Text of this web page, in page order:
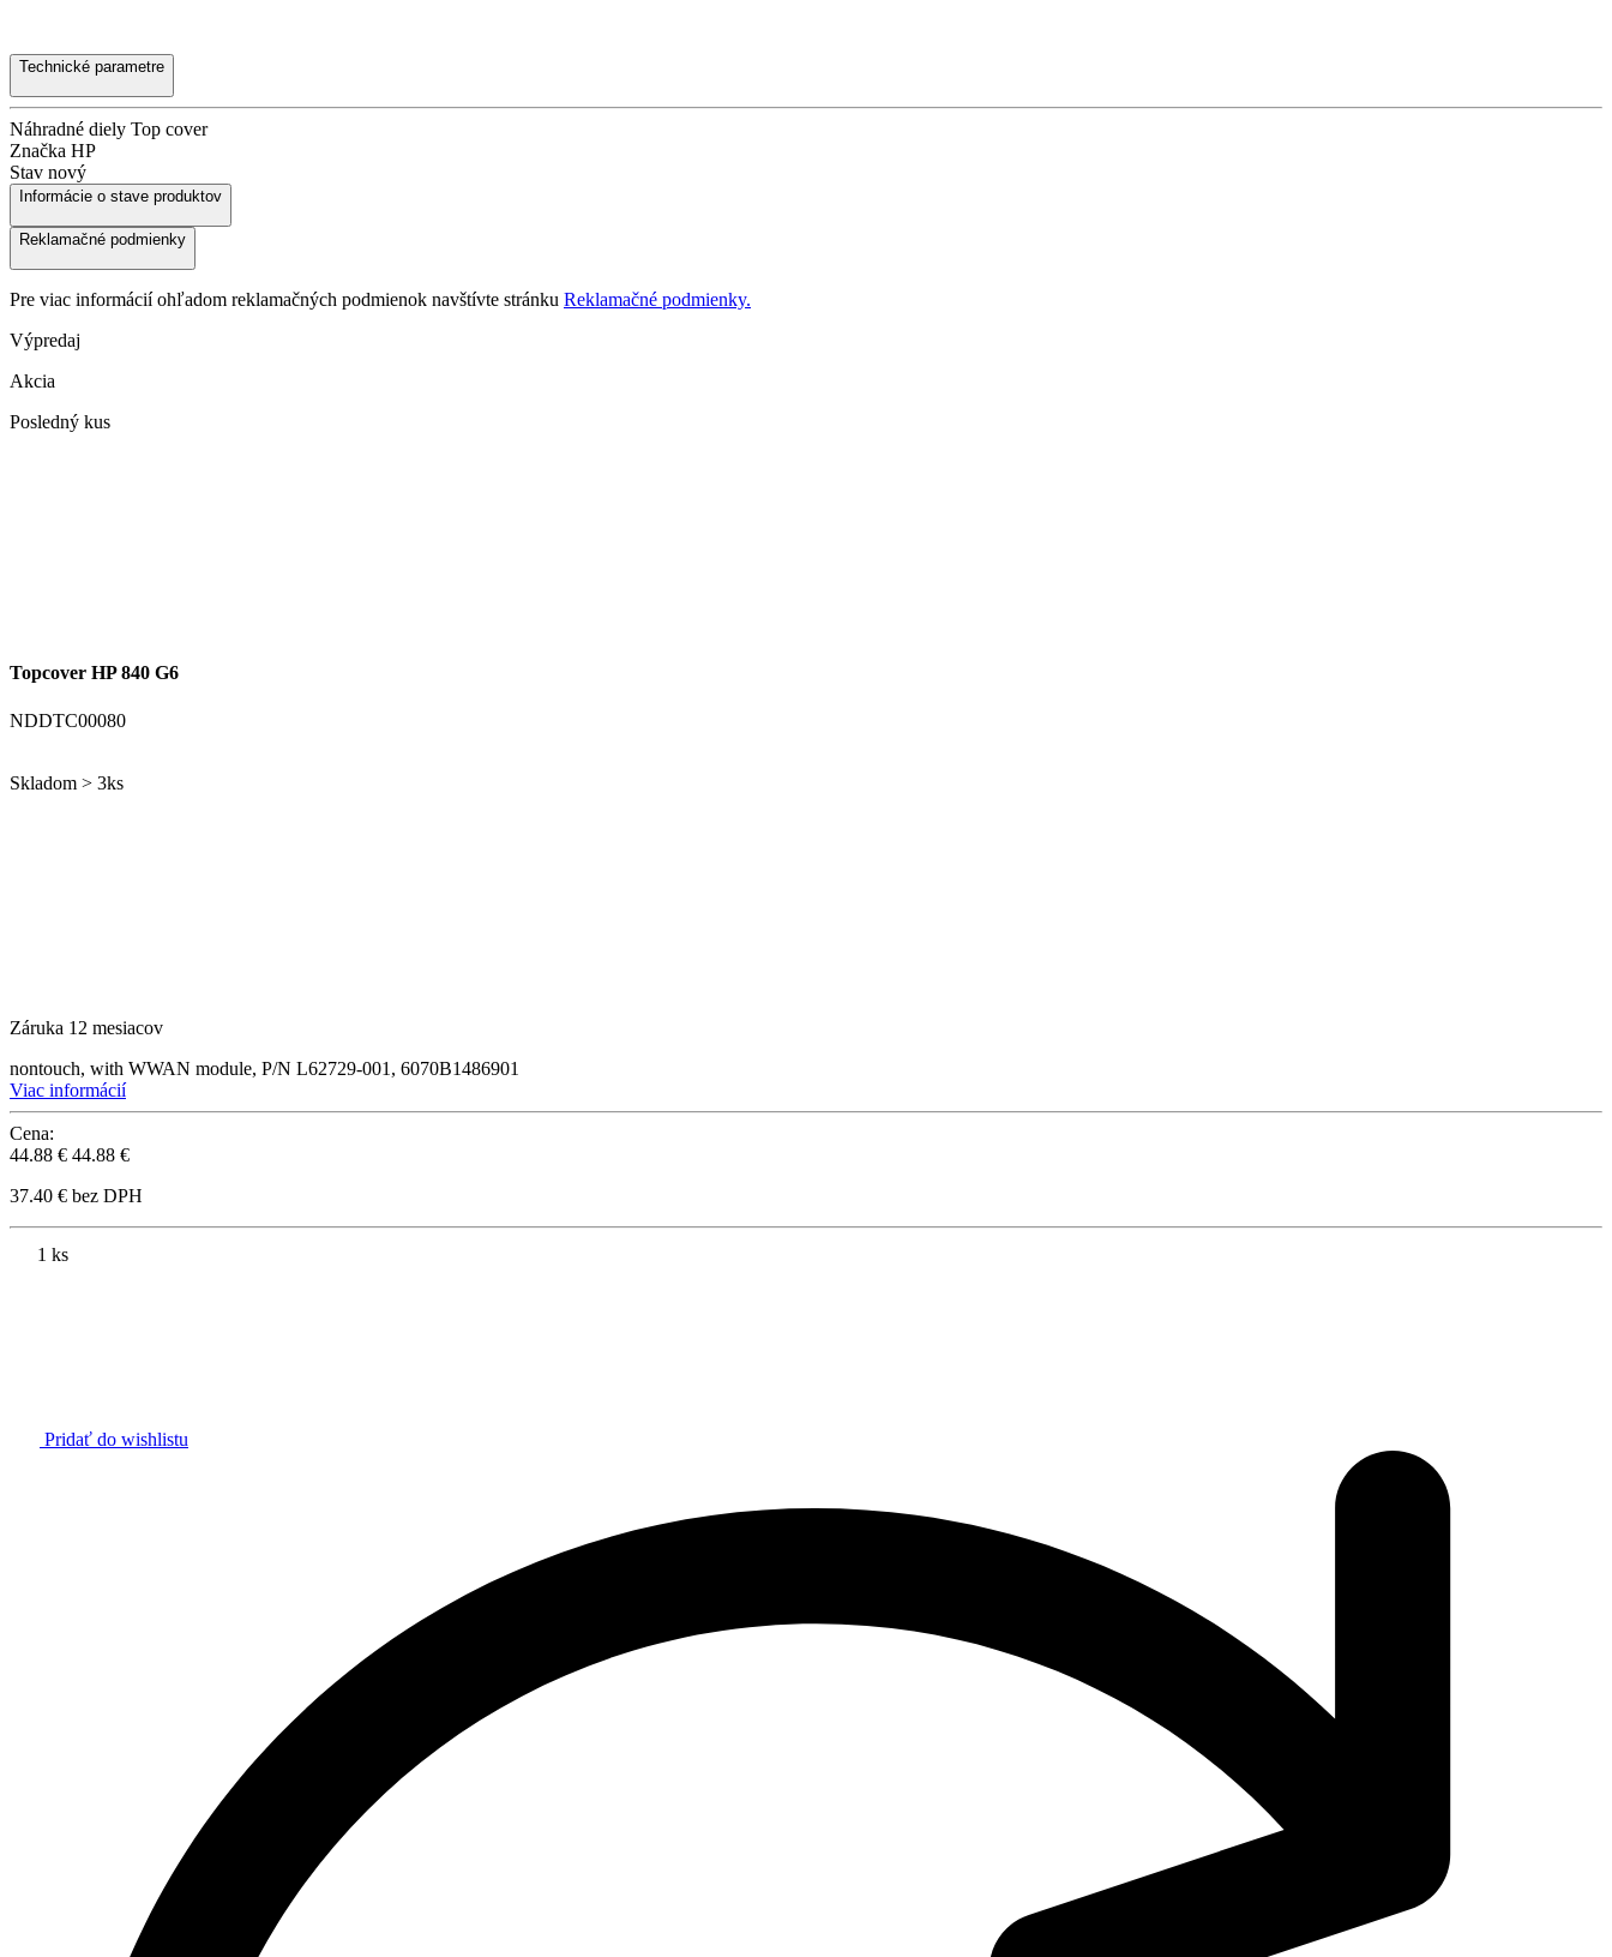
Technické parametre
Náhradné diely Top cover
Značka HP
Stav nový
Informácie o stave produktov
Reklamačné podmienky
Pre viac informácií ohľadom reklamačných podmienok navštívte stránku Reklamačné podmienky.
Výpredaj
Akcia
Posledný kus
Topcover HP 840 G6
NDDTC00080
Skladom > 3ks
Záruka 12 mesiacov
nontouch, with WWAN module, P/N L62729-001, 6070B1486901
Viac informácií
Cena:
44.88 € 44.88 €
37.40 € bez DPH
1 ks
Pridať do wishlistu